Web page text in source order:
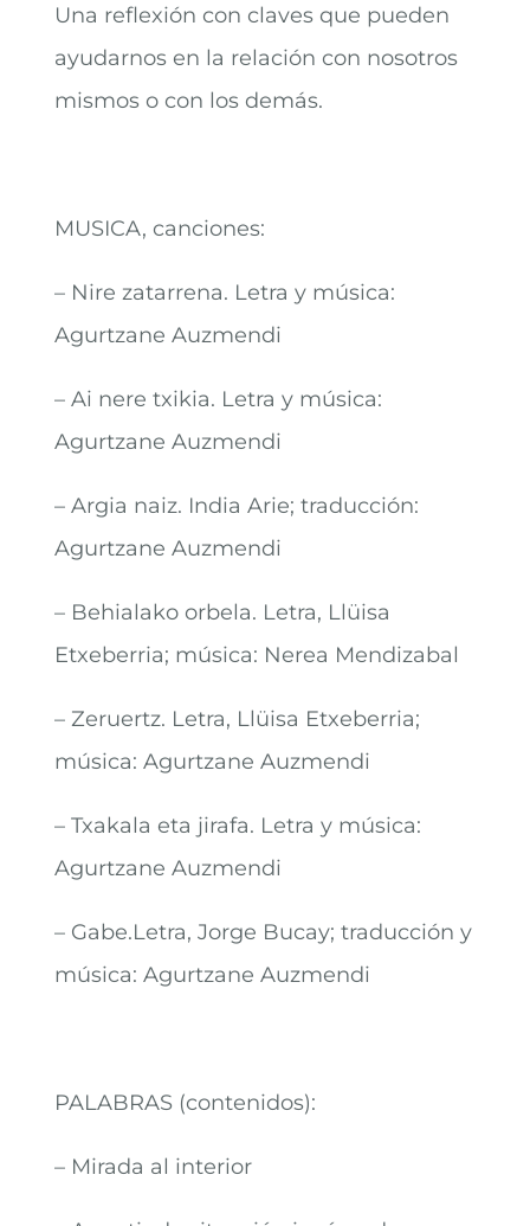
Una reflexión con claves que pueden
ayudarnos en la relación con nosotros
mismos o con los demás.
MUSICA, canciones:
– Nire zatarrena. Letra y música:
Agurtzane Auzmendi
– Ai nere txikia. Letra y música:
Agurtzane Auzmendi
– Argia naiz. India Arie; traducción:
Agurtzane Auzmendi
– Behialako orbela. Letra, Llüisa
Etxeberria; música: Nerea Mendizabal
– Zeruertz. Letra, Llüisa Etxeberria;
música: Agurtzane Auzmendi
– Txakala eta jirafa. Letra y música:
Agurtzane Auzmendi
– Gabe.Letra, Jorge Bucay; traducción y
música: Agurtzane Auzmendi
PALABRAS (contenidos):
– Mirada al interior